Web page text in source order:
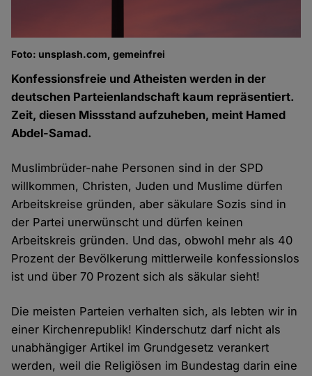
Foto: unsplash.com, gemeinfrei
Konfessionsfreie und Atheisten werden in der
deutschen Parteienlandschaft kaum repräsentiert.
Zeit, diesen Missstand aufzuheben, meint Hamed
Abdel-Samad.
Muslimbrüder-nahe Personen sind in der SPD
willkommen, Christen, Juden und Muslime dürfen
Arbeitskreise gründen, aber säkulare Sozis sind in
der Partei unerwünscht und dürfen keinen
Arbeitskreis gründen. Und das, obwohl mehr als 40
Prozent der Bevölkerung mittlerweile konfessionslos
ist und über 70 Prozent sich als säkular sieht!
Die meisten Parteien verhalten sich, als lebten wir in
einer Kirchenrepublik! Kinderschutz darf nicht als
unabhängiger Artikel im Grundgesetz verankert
werden, weil die Religiösen im Bundestag darin eine